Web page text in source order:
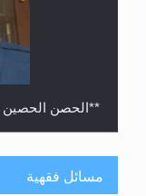
**الحصن
مسائل فقهية